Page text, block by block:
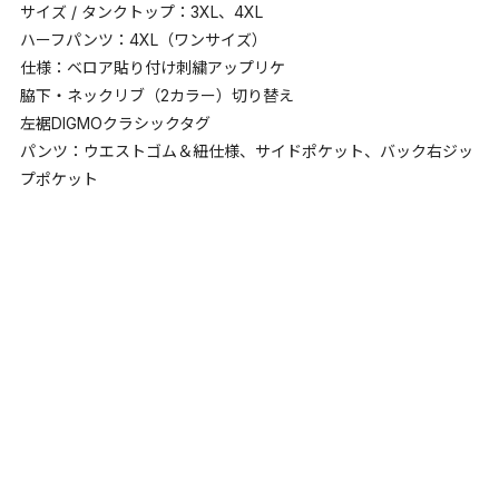
サイズ / タンクトップ：3XL、4XL
ハーフパンツ：4XL（ワンサイズ）
仕様：ベロア貼り付け刺繍アップリケ
脇下・ネックリブ（2カラー）切り替え
左裾DIGMOクラシックタグ
パンツ：ウエストゴム＆紐仕様、サイドポケット、バック右ジッ
プポケット